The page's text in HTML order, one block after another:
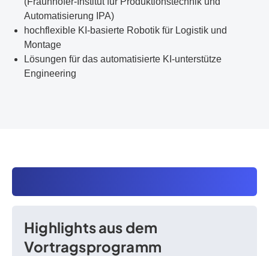
Automatisierung IPA)
hochflexible KI-basierte Robotik für Logistik und
Montage
Lösungen für das automatisierte KI-unterstütze
Engineering
Highlights aus dem
Vortragsprogramm